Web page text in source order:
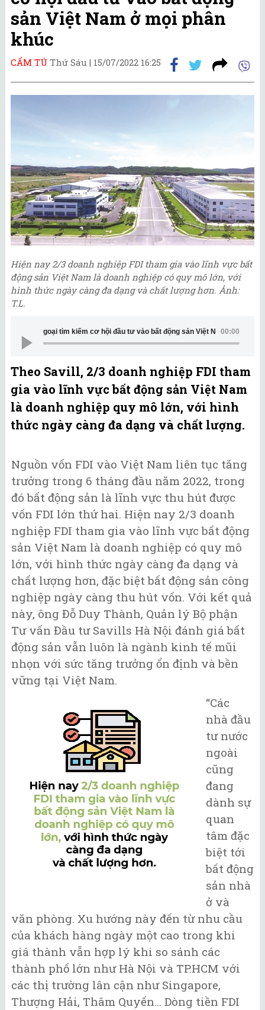
sản Việt Nam ở mọi phân
khúc
CẨM TÚ Thứ Sáu | 15/07/2022 16:25
Hiện nay 2/3 doanh nghiệp FDI tham gia vào lĩnh vực bất
động sản Việt Nam là doanh nghiệp có quy mô lớn, với
hình thức ngày càng đa dạng và chất lượng hơn. Ảnh:
T.L.
00:00
tìm kiếm cơ hội đầu tư vào bất động sản Việt Nam ở mọi phân khúc
Theo Savill, 2/3 doanh nghiệp FDI tham
gia vào lĩnh vực bất động sản Việt Nam
là doanh nghiệp quy mô lớn, với hình
thức ngày càng đa dạng và chất lượng.
Nguồn vốn FDI vào Việt Nam liên tục tăng
trưởng trong 6 tháng đầu năm 2022, trong
đó bất động sản là lĩnh vực thu hút được
vốn FDI lớn thứ hai. Hiện nay 2/3 doanh
nghiệp FDI tham gia vào lĩnh vực bất động
sản Việt Nam là doanh nghiệp có quy mô
lớn, với hình thức ngày càng đa dạng và
chất lượng hơn, đặc biệt bất động sản công
nghiệp ngày càng thu hút vốn. Với kết quả
này, ông Đỗ Duy Thành, Quản lý Bộ phận
Tư vấn Đầu tư Savills Hà Nội đánh giá bất
động sản vẫn luôn là ngành kinh tế mũi
nhọn với sức tăng trưởng ổn định và bền
vững tại Việt Nam.
“Các
nhà đầu
tư nước
ngoài
cũng
đang
dành sự
quan
tâm đặc
biệt tới
bất động
sản nhà
ở và
văn phòng. Xu hướng này đến từ nhu cầu
của khách hàng ngày một cao trong khi
giá thành vẫn hợp lý khi so sánh các
thành phố lớn như Hà Nội và TP.HCM với
các thị trường lân cận như Singapore,
Thượng Hải, Thâm Quyến… Dòng tiền FDI